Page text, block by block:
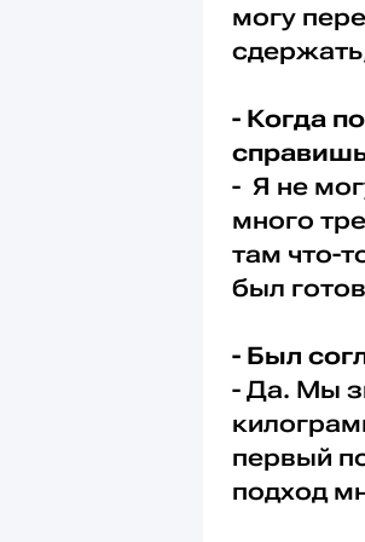
могу
- Когда
- Я не
много
там что-
был
- Был
- Да. Мы
первый
подход